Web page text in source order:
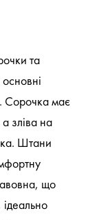
та
Сорочка має
зліва на
Штани
що